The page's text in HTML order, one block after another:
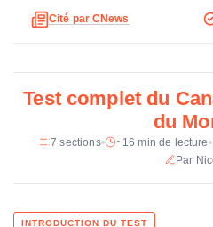
h
u
n
Dimensions 341 x 138 x
Poids 104,8 kg
Bouclette
Garnissage
Mousse
fibres
Suspension Ressorts
Cité par CNews
Test complet du
du
7 sections ~16 min de lecture
Par